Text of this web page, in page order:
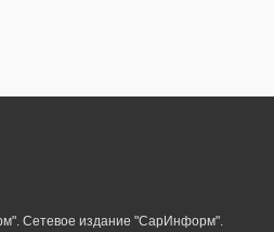
Сетевое издание "СарИнформ".